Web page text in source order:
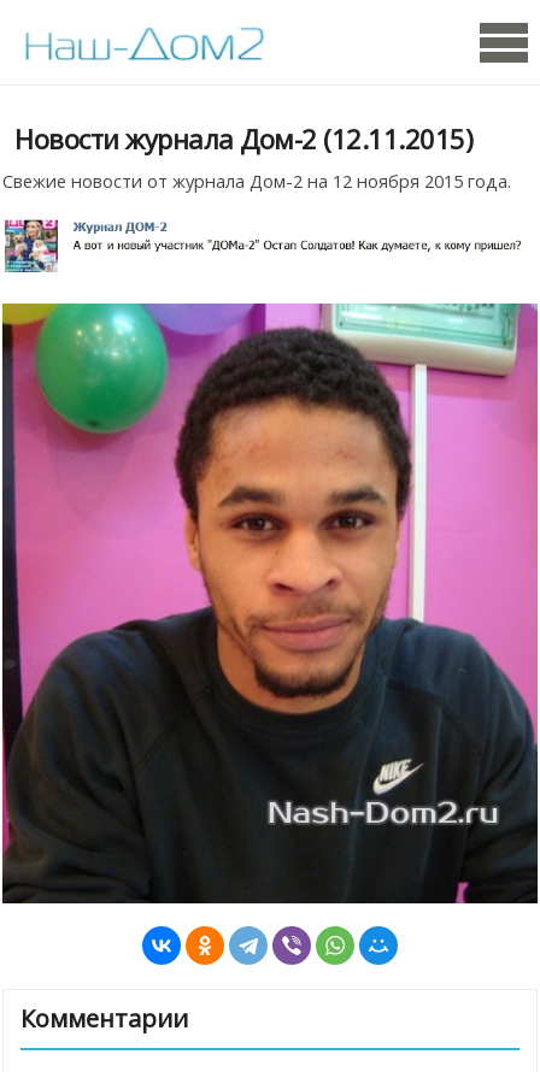
Новости журнала Дом-2 (12.11.2015)
Свежие новости от журнала Дом-2 на 12 ноября 2015 года.
Комментарии